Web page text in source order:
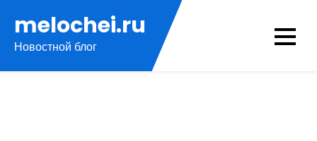
содержимому
melochei.ru
Новостной блог